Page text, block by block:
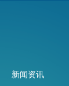
新闻资讯